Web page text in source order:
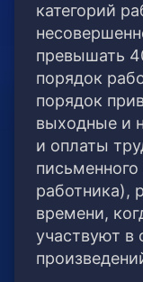
категорий
превышать
порядок
порядок
выходные и
и оплаты
письменного
работника),
времени,
участвуют в